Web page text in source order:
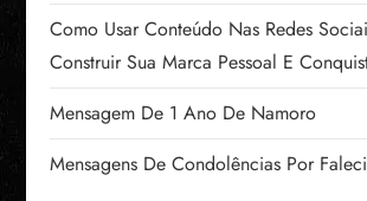
Como Usar Conteúdo Nas Redes
Construir Sua Marca Pessoal E
Mensagem De 1 Ano De Namoro
Mensagens De Condolências Por